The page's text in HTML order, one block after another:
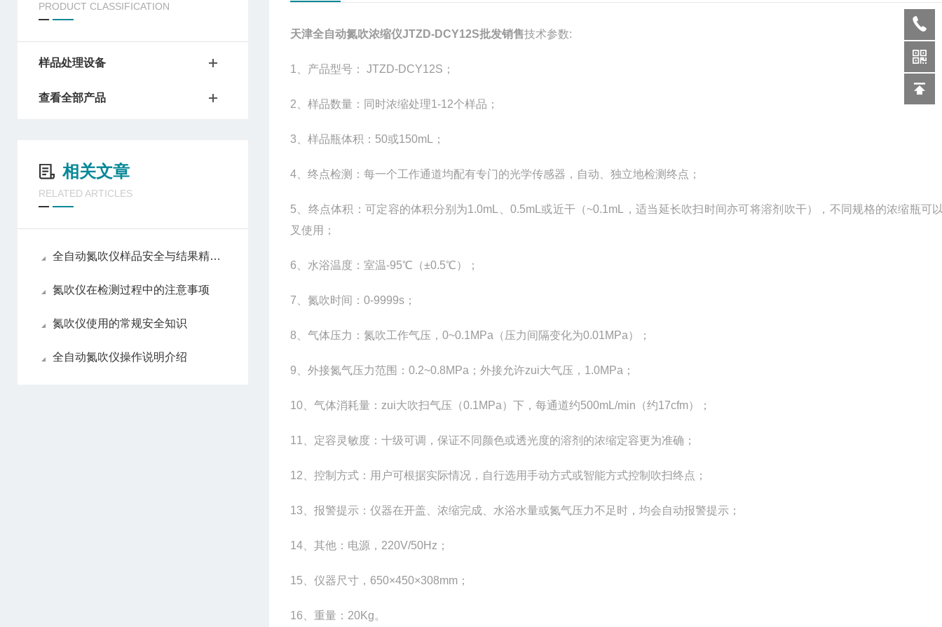
PRODUCT CLASSIFICATION
样品处理设备
查看全部产品
相关文章
RELATED ARTICLES
全自动氮吹仪样品安全与结果精准性
氮吹仪在检测过程中的注意事项
氮吹仪使用的常规安全知识
全自动氮吹仪操作说明介绍
天津全自动氮吹浓缩仪JTZD-DCY12S批发销售技术参数:
1 、产品型号： JTZD-DCY12S ；
2 、样品数量：同时浓缩处理1-12个样品；
3 、样品瓶体积： 50或150mL ；
4 、终点检测：每一个工作通道均配有专门的光学传感器，自动、独立地检测终点；
5 、终点体积：可定容的体积分别为1.0mL 、0.5mL或近干（~0.1mL
，适当延长吹扫时间亦可将溶剂吹干），不同规格的浓缩瓶可
叉使用；
6 、水浴温度：室温-95℃（±0.5℃）；
7 、氮吹时间： 0-9999s ；
8 、气体压力：氮吹工作气压， 0~0.1MPa （压力间隔变化为0.01MPa）；
9 、外接氮气压力范围： 0.2~0.8MPa ；外接允许zui大气压， 1.0MPa ；
10 、气体消耗量：zui大吹扫气压（0.1MPa）下，每通道约500mL/min （约17cfm）；
11 、定容灵敏度：十级可调，保证不同颜色或透光度的溶剂的浓缩定容更为准确；
12 、控制方式：用户可根据实际情况，自行选用手动方式或智能方式控制吹扫终点；
13 、报警提示：仪器在开盖、浓缩完成、水浴水量或氮气压力不足时，均会自动报警提示；
14 、其他：电源， 220V/50Hz ；
15 、仪器尺寸， 650×450×308mm ；
16 、重量： 20Kg。